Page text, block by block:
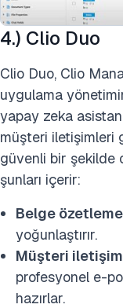
4.) Clio Duo
Clio Duo, Clio
uygulama
yapay zeka
müşteri iletişimleri
güvenli bir şekilde
şunları içerir:
Belge
yoğunlaştırır.
Müşteri iletişim
profesyonel e-
hazırlar.